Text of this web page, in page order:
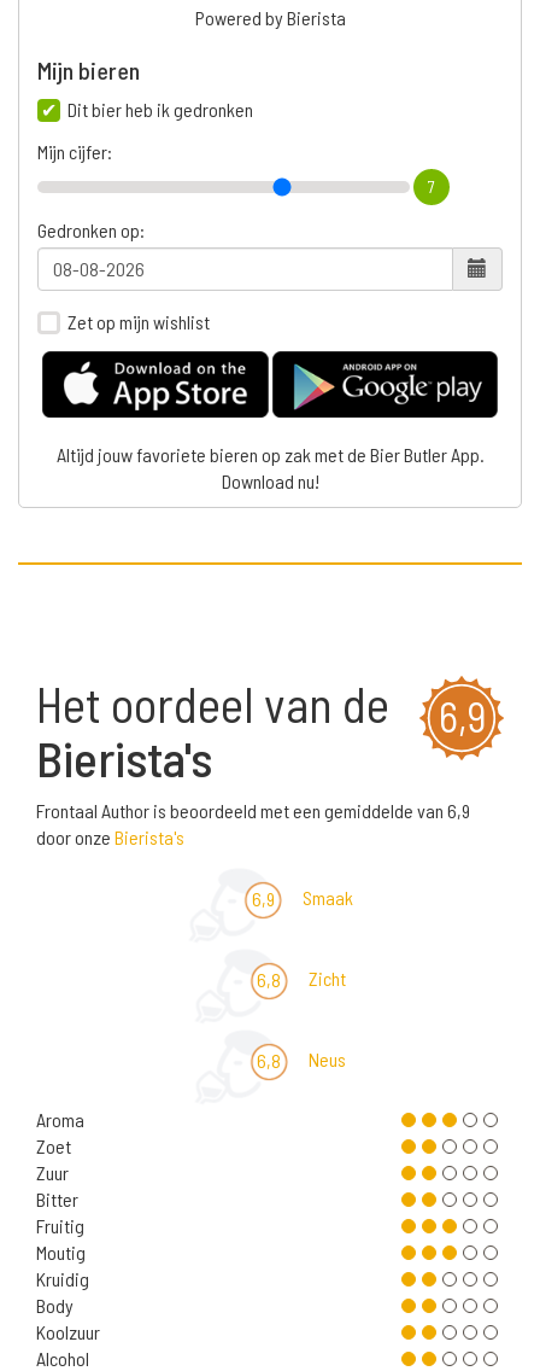
Powered by Bierista
Mijn bieren
Dit bier heb ik gedronken
Mijn cijfer:
7
Gedronken op:
Zet op mijn wishlist
Altijd jouw favoriete bieren op zak met de Bier Butler App.
Download nu!
6,9
Het oordeel van de
Bierista's
Frontaal Author is beoordeeld met een gemiddelde van 6,9
door onze Bierista's
6,9 Smaak
6,8 Zicht
6,8 Neus
Aroma
Zoet
Zuur
Bitter
Fruitig
Moutig
Kruidig
Body
Koolzuur
Alcohol